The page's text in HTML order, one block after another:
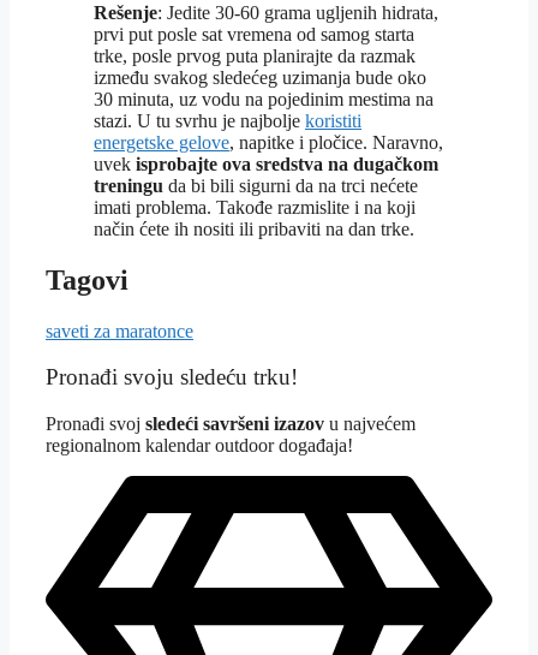
Rešenje: Jedite 30-60 grama ugljenih hidrata,
prvi put posle sat vremena od samog starta
trke, posle prvog puta planirajte da razmak
između svakog sledećeg uzimanja bude oko
30 minuta, uz vodu na pojedinim mestima na
stazi. U tu svrhu je najbolje koristiti
energetske gelove, napitke i pločice. Naravno,
uvek isprobajte ova sredstva na dugačkom
treningu da bi bili sigurni da na trci nećete
imati problema. Takođe razmislite i na koji
način ćete ih nositi ili pribaviti na dan trke.
Tagovi
saveti za maratonce
Pronađi svoju sledeću trku!
Pronađi svoj sledeći savršeni izazov u najvećem
regionalnom kalendar outdoor događaja!